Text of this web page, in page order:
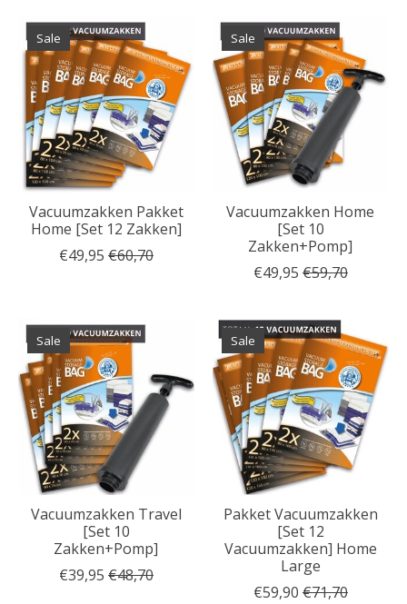
Sale
Vacuumzakken Pakket
Home [Set 12 Zakken]
€49,95 €60,70
Sale
Vacuumzakken Home
[Set 10
Zakken+Pomp]
€49,95 €59,70
Sale
Vacuumzakken Travel
[Set 10
Zakken+Pomp]
€39,95 €48,70
Sale
Pakket Vacuumzakken
[Set 12
Vacuumzakken] Home
Large
€59,90 €71,70